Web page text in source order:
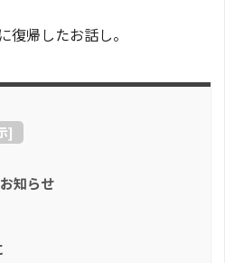
復帰したお話し。
]
知らせ